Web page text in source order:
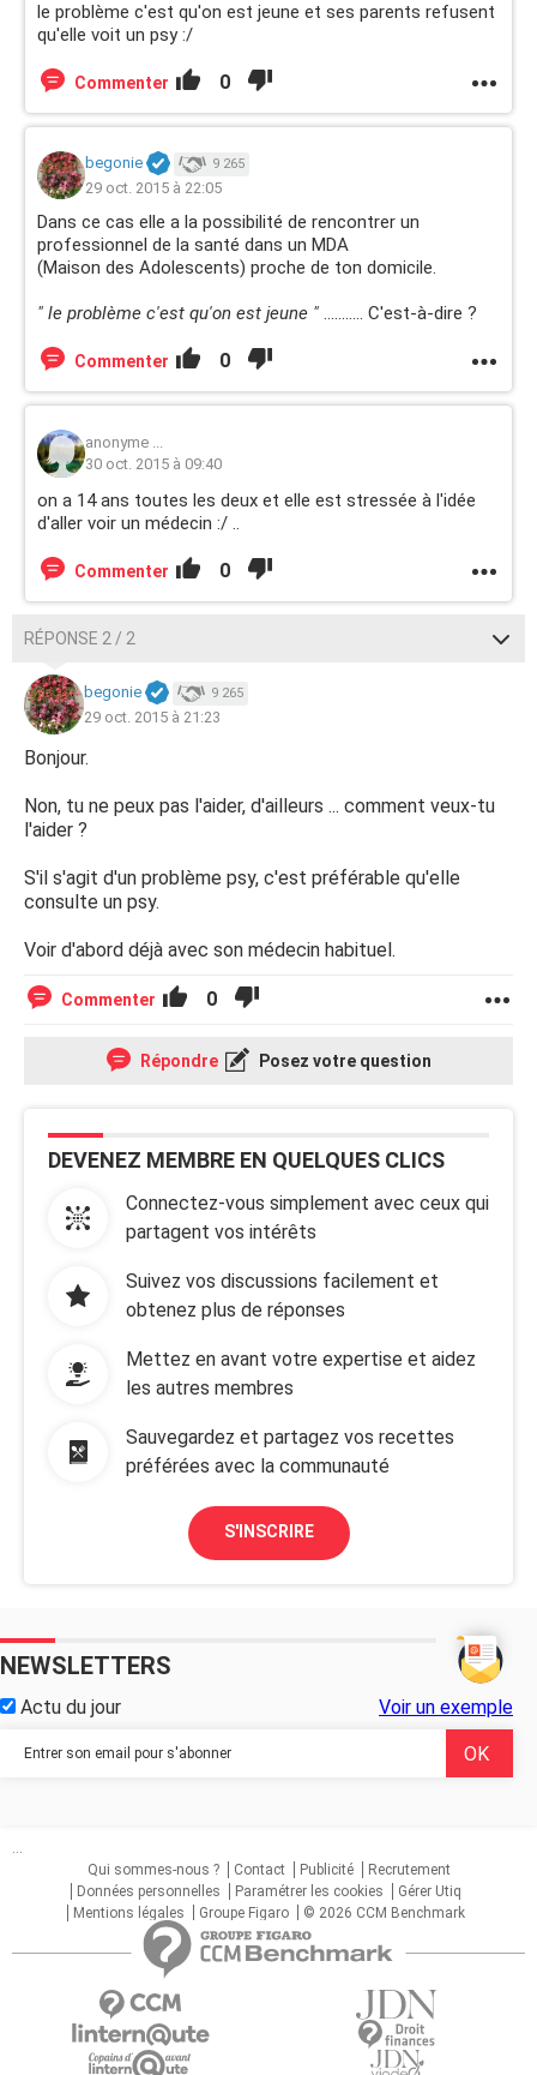
le problème c'est qu'on est jeune et ses parents refusent
qu'elle voit un psy :/
Commenter 0
begonie 9 265
29 oct. 2015 à 22:05
Dans ce cas elle a la possibilité de rencontrer un
professionnel de la santé dans un MDA
(Maison des Adolescents) proche de ton domicile.
" le problème c'est qu'on est jeune " ........... C'est-à-dire ?
Commenter 0
anonyme ...
30 oct. 2015 à 09:40
on a 14 ans toutes les deux et elle est stressée à l'idée
d'aller voir un médecin :/ ..
Commenter 0
RÉPONSE 2 / 2
begonie 9 265
29 oct. 2015 à 21:23
Bonjour.
Non, tu ne peux pas l'aider, d'ailleurs ... comment veux-tu
l'aider ?
S'il s'agit d'un problème psy, c'est préférable qu'elle
consulte un psy.
Voir d'abord déjà avec son médecin habituel.
Commenter 0
Répondre Posez votre question
DEVENEZ MEMBRE EN QUELQUES CLICS
Connectez-vous simplement avec ceux qui
partagent vos intérêts
Suivez vos discussions facilement et
obtenez plus de réponses
Mettez en avant votre expertise et aidez
les autres membres
Sauvegardez et partagez vos recettes
préférées avec la communauté
S'INSCRIRE
NEWSLETTERS
Actu du jour Voir un exemple
...
Qui sommes-nous ?
Contact Publicité
Recrutement
Données personnelles
Paramétrer les cookies
Gérer Utiq
Mentions légales
Groupe Figaro © 2026 CCM Benchmark